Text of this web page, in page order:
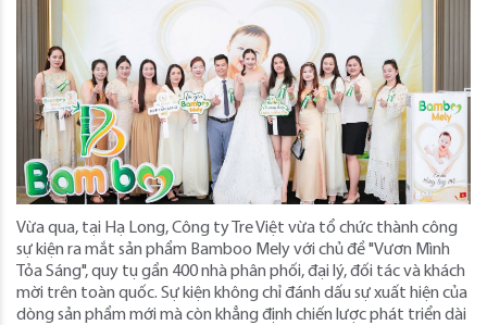
Vừa qua, tại Hạ Long, Công ty Tre Việt vừa tổ chức thành công
sự kiện ra mắt sản phẩm Bamboo Mely với chủ đề "Vươn Mình
Tỏa Sáng", quy tụ gần 400 nhà phân phối, đại lý, đối tác và khách
mời trên toàn quốc. Sự kiện không chỉ đánh dấu sự xuất hiện của
dòng sản phẩm mới mà còn khẳng định chiến lược phát triển dài